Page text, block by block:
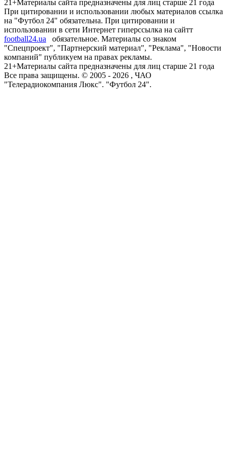
21+Материалы сайта предназначены для лиц старше 21 года
При цитировании и использовании любых материалов ссылка
на "Футбол 24" обязательна. При цитировании и
использовании в сети Интернет гиперссылка на сайтт
football24.ua
обязательное. Материалы со знаком
"Спецпроект", "Партнерский материал", "Реклама", "Новости
компаний" публикуем на правах рекламы.
21+Материалы сайта предназначены для лиц старше 21 года
Все права защищены. © 2005 - 2026 , ЧАО
"Телерадиокомпания Люкс". "Футбол 24".